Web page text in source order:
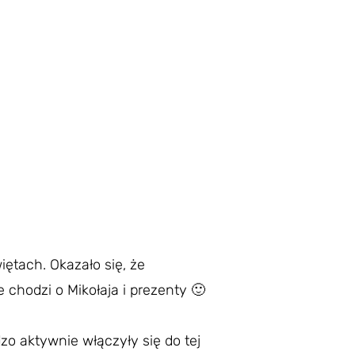
Okazało się, że
o Mikołaja i prezenty 🙂
aktywnie włączyły się do tej